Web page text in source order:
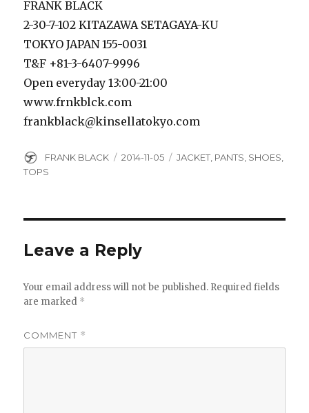
FRANK BLACK
2-30-7-102 KITAZAWA SETAGAYA-KU
TOKYO JAPAN 155-0031
T&F +81-3-6407-9996
Open everyday 13:00-21:00
www.frnkblck.com
frankblack@kinsellatokyo.com
Author
FRANK BLACK
Posted
2014-11-05 Categories
JACKET PANTS SHOES
TOPS
Leave a Reply
Your email address will not be published. Required fields
are marked *
COMMENT *